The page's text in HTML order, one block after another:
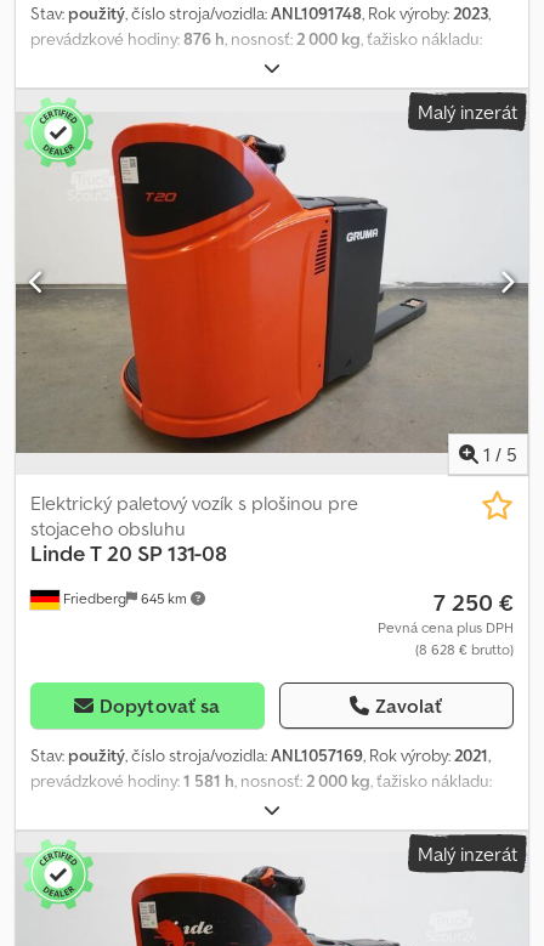
Stav: použitý, číslo stroja/vozidla:ANL1091748, Rok výroby:2023,
prevádzkové hodiny:876 h, nosnosť:2 000 kg, ťažisko nákladu:
375 Ach
nosiča vidlíc:560 mm, dĺžka vidlíc:2 000 mm, pohotovostná
hmotnosť:
, celková šírka:790 mm,
palivo: elektrina, - Aquamatic na batériu - Vozidlový konektor
REMA 160A - Vertikálna výmena batérie - Menič napätia - Ostatné,
560 - 2000 - 188 mm - Zadné svetlo: BlueSpot - Držiak s písacou
doskou - Kontrola prístupu: kľúčový spínač - Menič napätia 24/12 V
- Zadný Bluespot - Písacia doska a úložný priestor - Pravostranné
riadenie Crjdjzgn R Uopfx Adtsf - LSP 0.6
Malý inzerát
1 / 5
Friedberg 645 km
Elektrický paletový vozík s plošinou pre
stojaceho obsluhu
LindeT 20 SP 131-08
7 250 €
Pevná cena plus DPH
(8 628 € brutto)
Dopytovať sa Zavolať
Stav: použitý, číslo stroja/vozidla:ANL1057169, Rok výroby: 2021,
prevádzkové hodiny:1 581 h , nosnosť: 2 000 kg , ťažisko nákladu:
345 Ach
nosiča vidlíc:560 mm, dĺžka vidlíc:1 150 mm, pohotovostná
hmotnosť:
, celková šírka:790 mm,
palivo: elektrina, - Aquamatic na batériu - Pripojovacia zástrčka
REMA 160A - Vertikálna výmena batérie - Vidly 560 - 1150 mm -
Kontrola prístupu: kľúčový spínač Crodpfx Asy Dv H Uedtjf - e-
Malý inzerát